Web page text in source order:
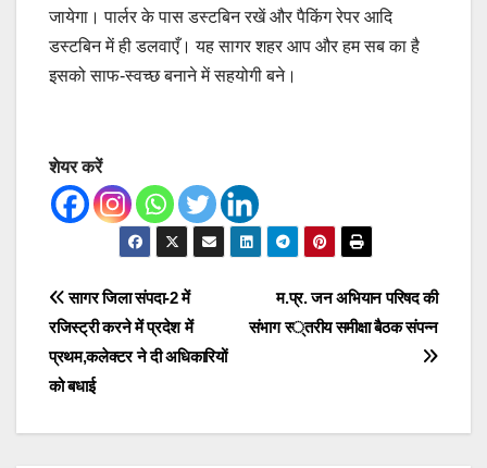
जायेगा। पार्लर के पास डस्टबिन रखें और पैकिंग रेपर आदि
डस्टबिन में ही डलवाएँ। यह सागर शहर आप और हम सब का है
इसको साफ-स्वच्छ बनाने में सहयोगी बने।
शेयर करें
Post
navigation
म.प्र. जन अभियान परिषद की
संभाग स्तरीय समीक्षा बैठक संपन्न
सागर जिला संपदा-2 में
रजिस्ट्री करने में प्रदेश में
प्रथम,कलेक्टर ने दी अधिकारियों
को बधाई